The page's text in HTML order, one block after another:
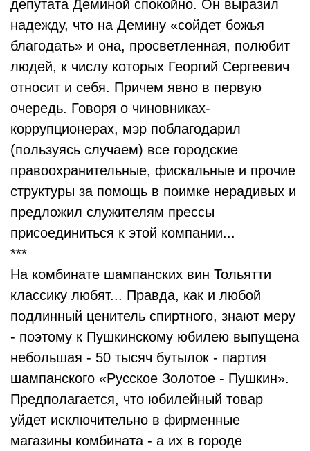
депутата Деминой спокойно. Он выразил
надежду, что на Демину «сойдет божья
благодать» и она, просветленная, полюбит
людей, к числу которых Георгий Сергеевич
относит и себя. Причем явно в первую
очередь. Говоря о чиновниках-
коррупционерах, мэр поблагодарил
(пользуясь случаем) все городские
правоохранительные, фискальные и прочие
структуры за помощь в поимке нерадивых и
предложил служителям прессы
присоединиться к этой компании...
***
На комбинате шампанских вин Тольятти
классику любят... Правда, как и любой
подлинный ценитель спиртного, знают меру
- поэтому к Пушкинскому юбилею выпущена
небольшая - 50 тысяч бутылок - партия
шампанского «Русское Золотое - Пушкин».
Предполагается, что юбилейный товар
уйдет исключительно в фирменные
магазины комбината - а их в городе